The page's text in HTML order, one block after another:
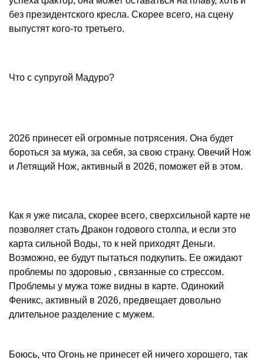
без президентского кресла. Скорее всего, на сцену
выпустят кого-то третьего.
Что с супругой Мадуро?
2026 принесет ей огромные потрясения. Она будет
бороться за мужа, за себя, за свою страну. Овечий Нож
и Летящий Нож, активный в 2026, поможет ей в этом.
Как я уже писала, скорее всего, сверхсильной карте не
позволяет стать Дракон годового столпа, и если это
карта сильной Воды, то к ней приходят Деньги.
Возможно, ее будут пытаться подкупить. Ее ожидают
проблемы по здоровью , связанные со стрессом.
Проблемы у мужа тоже видны в карте. Одинокий
Феникс, активный в 2026, предвещает довольно
длительное разделение с мужем.
Боюсь, что Огонь не принесет ей ничего хорошего, так